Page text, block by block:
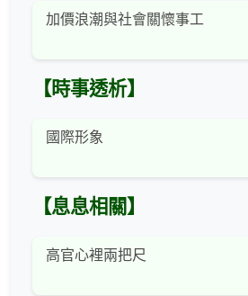
加價浪潮與社會關懷事工
【時事透析】
國際形象
【息息相關】
高官心裡兩把尺